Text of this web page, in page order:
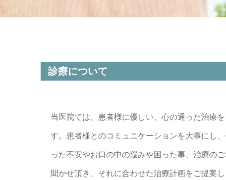
診療について
当医院では、患者様に優しい、心の通った治療を
す。患者様とのコミュニケーションを大事にし
った不安やお口の中の悩みや困った事、治療の
聞かせ頂き、それに合わせた治療計画をご提案